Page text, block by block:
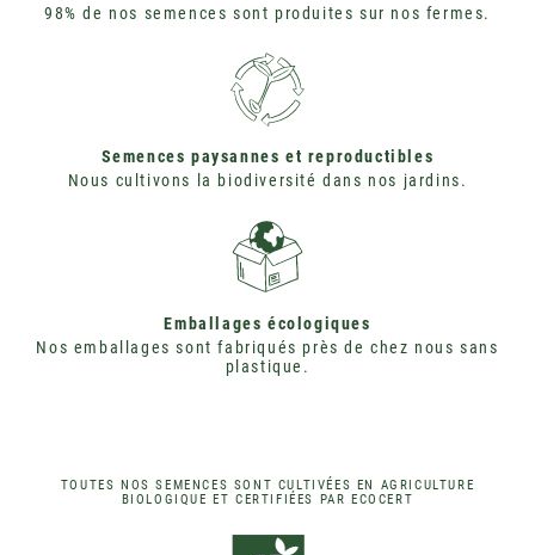
98% de nos semences sont produites sur nos fermes.
Semences paysannes et reproductibles
Nous cultivons la biodiversité dans nos jardins.
Emballages écologiques
Nos emballages sont fabriqués près de chez nous sans
plastique.
TOUTES NOS SEMENCES SONT CULTIVÉES EN AGRICULTURE
BIOLOGIQUE ET CERTIFIÉES PAR ECOCERT